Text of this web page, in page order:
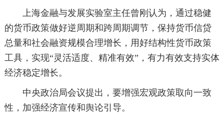
上海金融与发展实验室主任曾刚认为，通过稳健
的货币政策做好逆周期和跨周期调节，保持货币信贷
总量和社会融资规模合理增长，用好结构性货币政策
工具，实现“灵活适度、精准有效”，有力有效支持实体
经济稳定增长。
中央政治局会议提出，要增强宏观政策取向一致
性，加强经济宣传和舆论引导。